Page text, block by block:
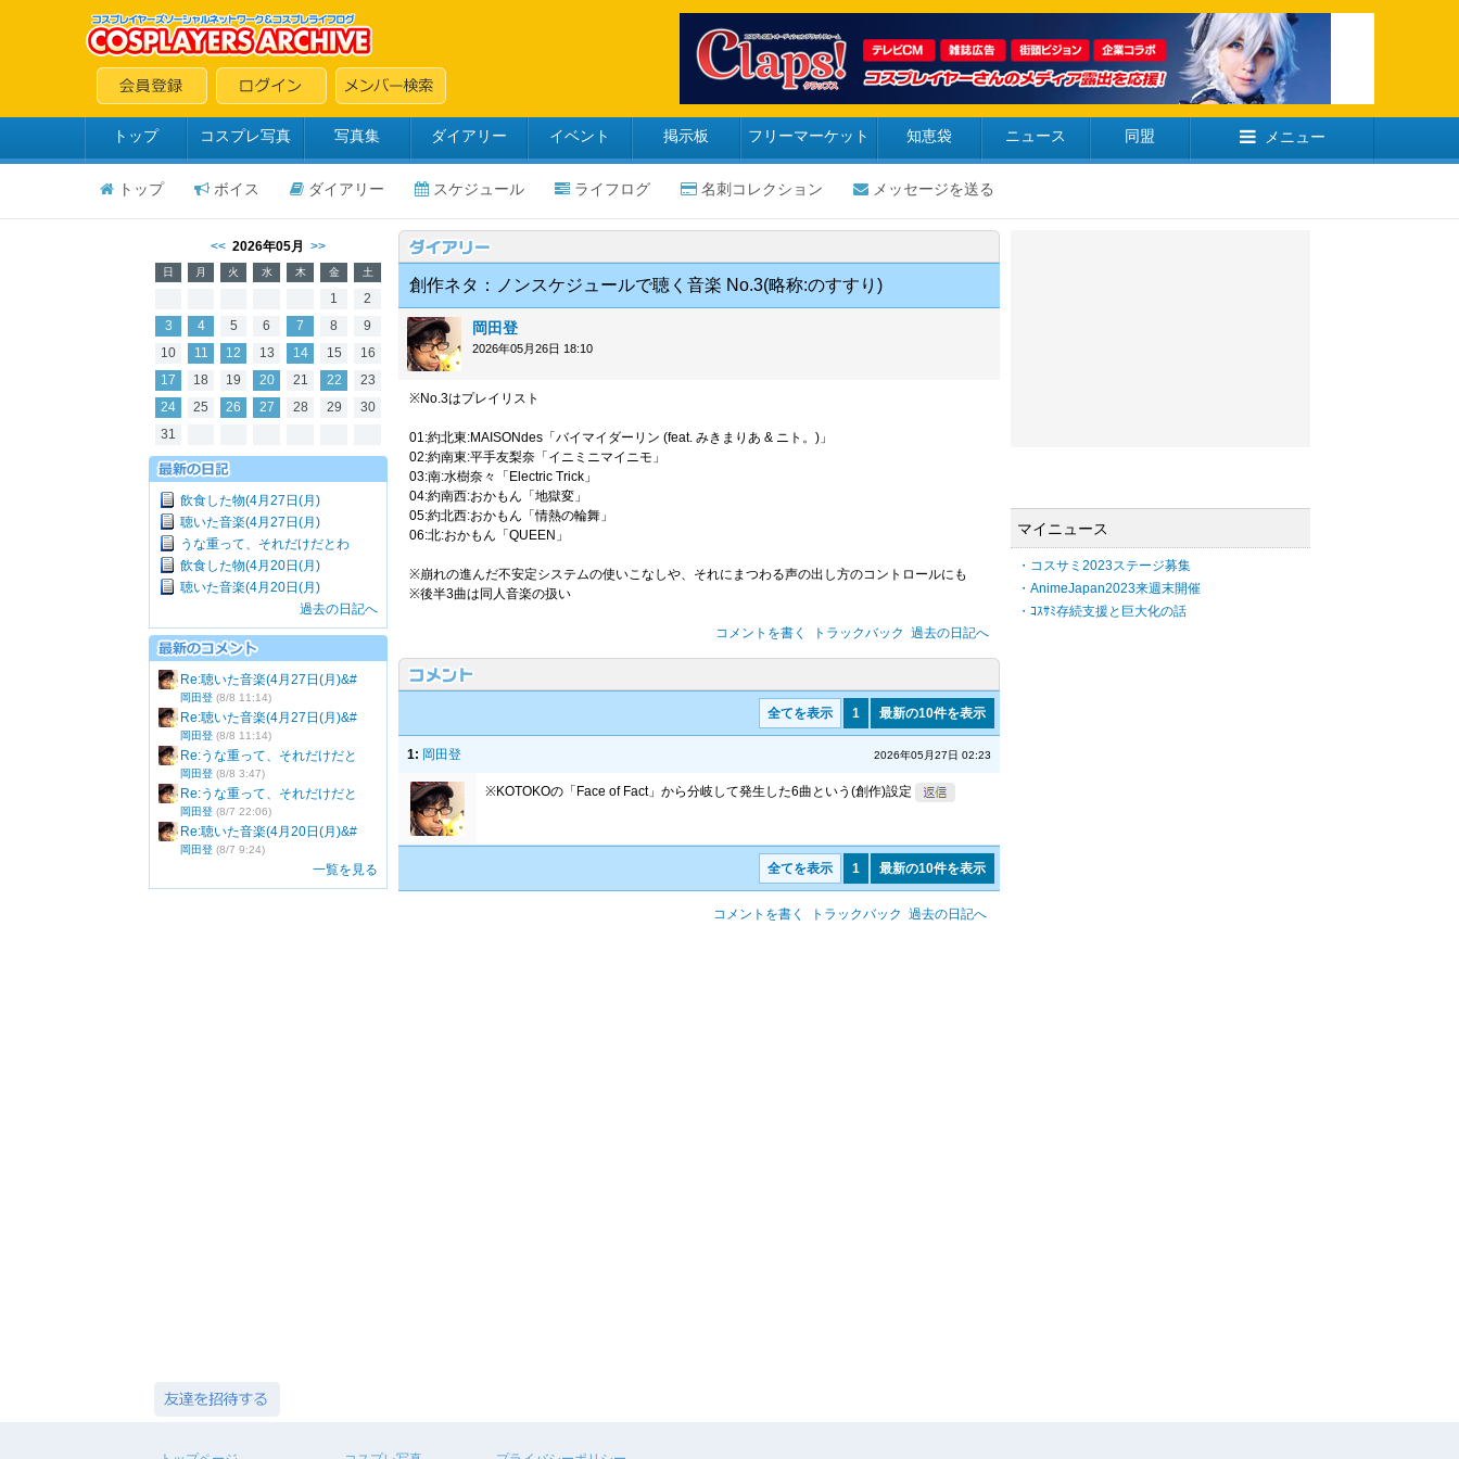
トップ コスプレ写真 写真集 ダイアリー イベント 掲示板 フリーマーケット 知恵袋 ニュース 同盟 メニュー
トップ ボイス ダイアリー スケジュール ライフログ 名刺コレクション メッセージを送る
<< 2026年05月 >>
日 月 火 水 木 金 土
1
2
3
4 5 6 7 8
9
10
11 12 13 14 15
16
17
18 19 20 21 22
23
24
25 26 27 28 29
30
31
飲食した物(4月27日(月)
聴いた音楽(4月27日(月)
うな重って、それだけだとわ
飲食した物(4月20日(月)
聴いた音楽(4月20日(月)
過去の日記へ
Re:聴いた音楽(4月27日(月)&#
岡田登 (8/8 11:14)
Re:聴いた音楽(4月27日(月)&#
岡田登 (8/8 11:14)
Re:うな重って、それだけだと
岡田登 (8/8 3:47)
Re:うな重って、それだけだと
岡田登 (8/7 22:06)
Re:聴いた音楽(4月20日(月)&#
岡田登 (8/7 9:24)
一覧を見る
創作ネタ：ノンスケジュールで聴く音楽 No.3(略称:のすすり)
岡田登
2026年05月26日 18:10
※No.3はプレイリスト
01:約北東:MAISONdes「バイマイダーリン (feat. みきまりあ & ニト。)」
02:約南東:平手友梨奈「イニミニマイニモ」
03:南:水樹奈々「Electric Trick」
04:約南西:おかもん「地獄変」
05:約北西:おかもん「情熱の輪舞」
06:北:おかもん「QUEEN」
※崩れの進んだ不安定システムの使いこなしや、それにまつわる声の出し方のコントロールにも
※後半3曲は同人音楽の扱い
コメントを書く トラックバック 過去の日記へ
全てを表示 1 最新の10件を表示
1: 岡田登 2026年05月27日 02:23
※KOTOKOの「Face of Fact」から分岐して発生した6曲という(創作)設定
全てを表示 1 最新の10件を表示
コメントを書く トラックバック 過去の日記へ
マイニュース
・コスサミ2023ステージ募集
・AnimeJapan2023来週末開催
・ｺｽｻﾐ存続支援と巨大化の話